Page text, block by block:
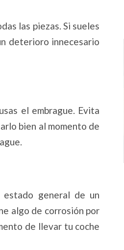
las piezas. Si sueles
deterioro innecesario
el embrague. Evita
bien al momento de
general de un
algo de corrosión por
de llevar tu coche